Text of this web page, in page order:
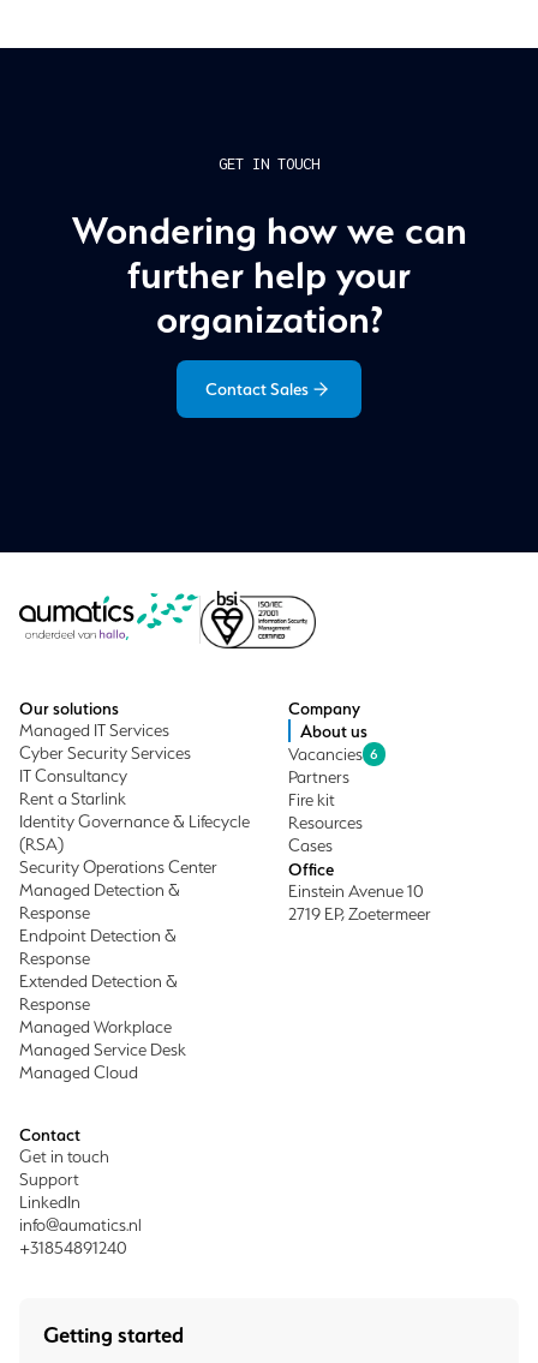
GET IN TOUCH
Wondering how we can
further help your
organization?
Contact Sales
Company
About us
Vacancies 6
Partners
Fire kit
Resources
Cases
Office
Einstein Avenue 10
2719 EP, Zoetermeer
Contact
Get in touch
Support
LinkedIn
info@aumatics.nl
+31854891240
Our solutions
Managed IT Services
Cyber Security Services
IT Consultancy
Rent a Starlink
Identity Governance & Lifecycle
(RSA)
Security Operations Center
Managed Detection &
Response
Endpoint Detection &
Response
Extended Detection &
Response
Managed Workplace
Managed Service Desk
Managed Cloud
Getting started